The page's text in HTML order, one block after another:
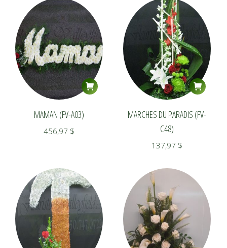
MAMAN (FV-A03)
456,97 $
MARCHES DU PARADIS (FV-
C48)
137,97 $